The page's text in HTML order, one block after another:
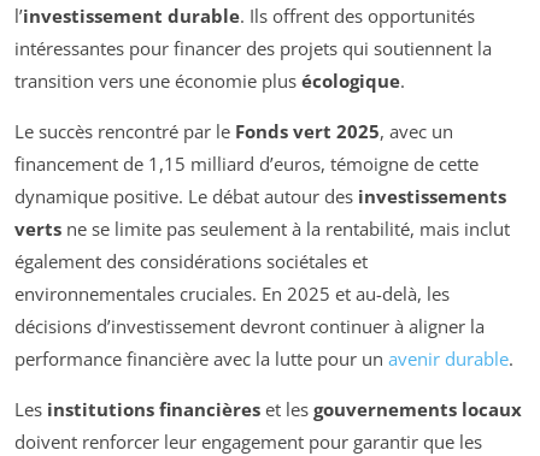
l’investissement durable. Ils offrent des opportunités
intéressantes pour financer des projets qui soutiennent la
transition vers une économie plus écologique.
Le succès rencontré par le Fonds vert 2025, avec un
financement de 1,15 milliard d’euros, témoigne de cette
dynamique positive. Le débat autour des investissements
verts ne se limite pas seulement à la rentabilité, mais inclut
également des considérations sociétales et
environnementales cruciales. En 2025 et au-delà, les
décisions d’investissement devront continuer à aligner la
performance financière avec la lutte pour un avenir durable.
Les institutions financières et les gouvernements locaux
doivent renforcer leur engagement pour garantir que les